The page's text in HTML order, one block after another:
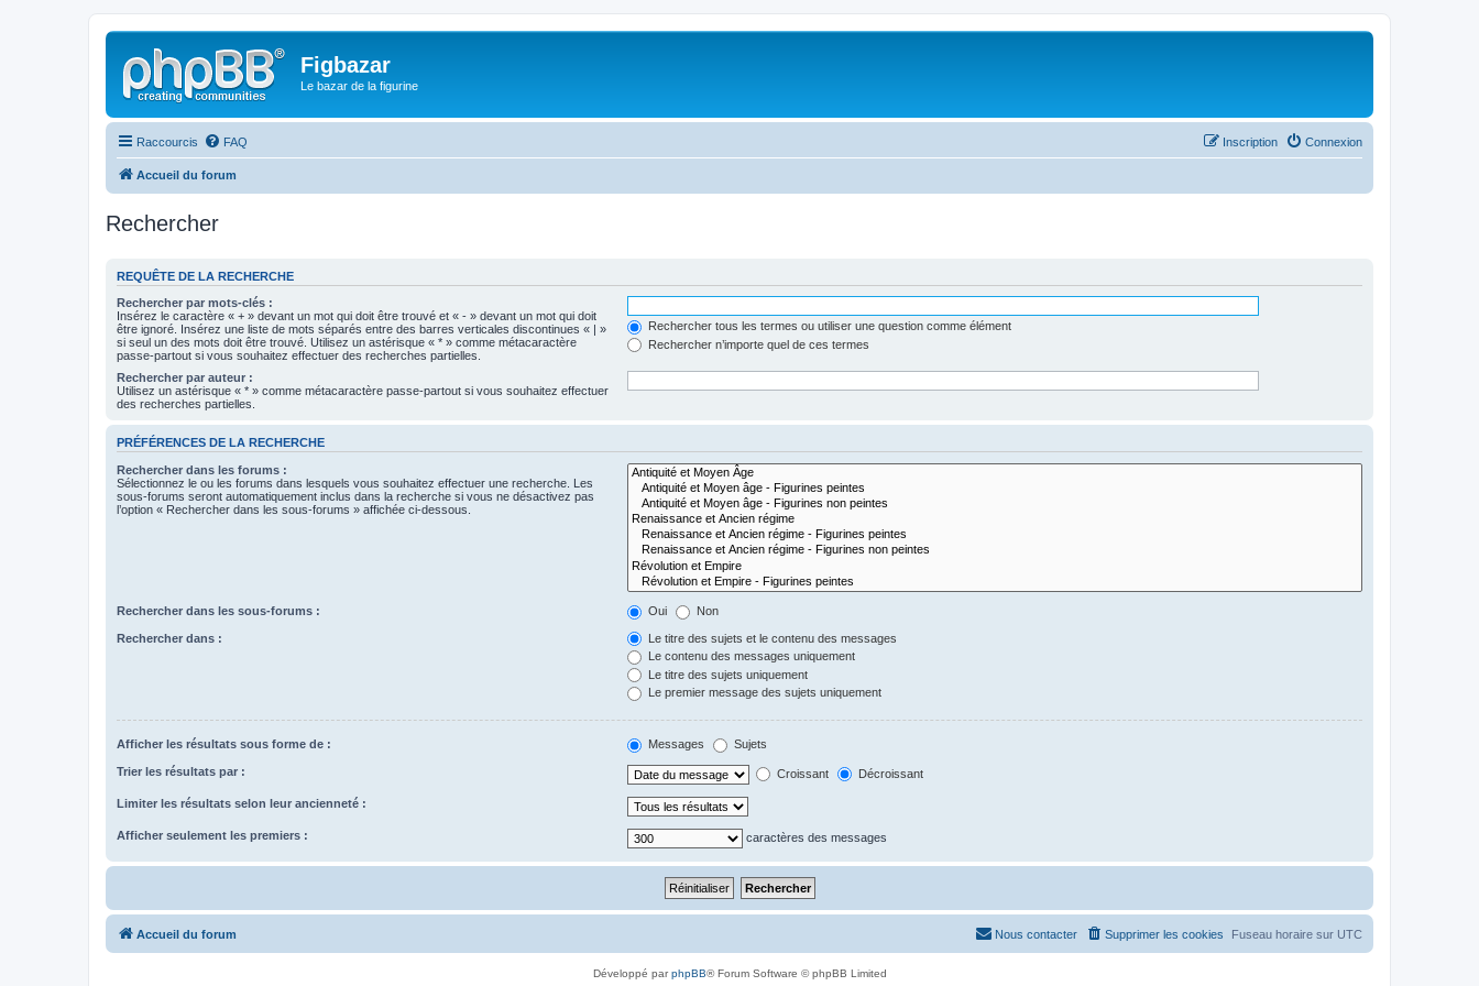
Figbazar
Le bazar de la figurine
Raccourcis FAQ Connexion
Inscription
Accueil du forum
Rechercher
REQUÊTE DE LA RECHERCHE
Rechercher par mots-clés :
Insérez le caractère « + » devant un mot qui doit être trouvé et « - » devant un mot qui doit
être ignoré. Insérez une liste de mots séparés entre des barres verticales discontinues « | »
si seul un des mots doit être trouvé. Utilisez un astérisque « * » comme métacaractère
passe-partout si vous souhaitez effectuer des recherches partielles.
Rechercher tous les termes ou utiliser une question comme élément
Rechercher n’importe quel de ces termes
Rechercher par auteur :
Utilisez un astérisque « * » comme métacaractère passe-partout si vous souhaitez effectuer
des recherches partielles.
PRÉFÉRENCES DE LA RECHERCHE
Rechercher dans les forums :
Sélectionnez le ou les forums dans lesquels vous souhaitez effectuer une recherche. Les
sous-forums seront automatiquement inclus dans la recherche si vous ne désactivez pas
l’option « Rechercher dans les sous-forums » affichée ci-dessous.
Rechercher dans les sous-forums : Oui Non
Rechercher dans :
Le titre des sujets et le contenu des messages
Le contenu des messages uniquement
Le titre des sujets uniquement
Le premier message des sujets uniquement
Afficher les résultats sous forme de : Messages Sujets
Trier les résultats par : Croissant Décroissant
Limiter les résultats selon leur ancienneté :
Afficher seulement les premiers : caractères des messages
Accueil du forum Fuseau horaire sur UTC
Supprimer les cookies
Nous contacter
Développé parphpBB® Forum Software © phpBB Limited